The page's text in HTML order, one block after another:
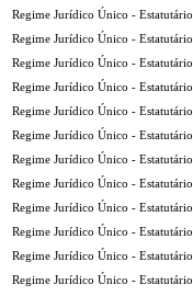
Regime Jurídico Único - Estatutário
Regime Jurídico Único - Estatutário
Regime Jurídico Único - Estatutário
Regime Jurídico Único - Estatutário
Regime Jurídico Único - Estatutário
Regime Jurídico Único - Estatutário
Regime Jurídico Único - Estatutário
Regime Jurídico Único - Estatutário
Regime Jurídico Único - Estatutário
Regime Jurídico Único - Estatutário
Regime Jurídico Único - Estatutário
Regime Jurídico Único - Estatutário